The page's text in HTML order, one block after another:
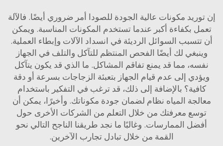
مكونات عالية الجودة للصودا أمر ضروري أيضًا. فالآلة
بكفاءة أكبر عندما تستخدم المكونات المناسبة. ويمكن
السوائل الرديئة في انسداد الآلات وإبطاء العملية.
لك أيضًا الفحص المنتظم للتآكل والتلف في الجهاز
مما قد يمنع تفاقم المشاكل. ما الذي قد يكون يتآكل
إلى عدم قيام الجهاز بتعبئة الزجاجات بسرعة أو دقة
بالإضافة إلى ذلك، قد ترغب في التفكير باستخدام
المياه نظام لضمان جودة مكوناتك. وأخيرًا، يمكن أن
معرفتك من خلال التعلم من الشركات الأخرى حول
الممارسات. وغالبًا ما نجد طريقنا الناجح التالي نحو
القمة من خلال تبادل تجارب الآخرين.